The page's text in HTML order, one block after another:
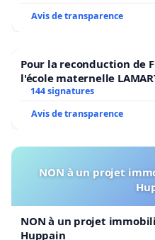
Avis de transparence
Pour la reconduction de
l'école maternelle
2026/2027
144 signatures
Avis de transparence
NON à un projet
NON à un projet
Huppain